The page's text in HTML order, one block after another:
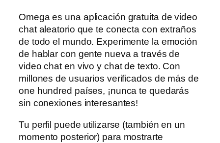
Omega es una aplicación gratuita de video
chat aleatorio que te conecta con extraños
de todo el mundo. Experimente la emoción
de hablar con gente nueva a través de
video chat en vivo y chat de texto. Con
millones de usuarios verificados de más de
one hundred países, ¡nunca te quedarás
sin conexiones interesantes!
Tu perfil puede utilizarse (también en un
momento posterior) para mostrarte